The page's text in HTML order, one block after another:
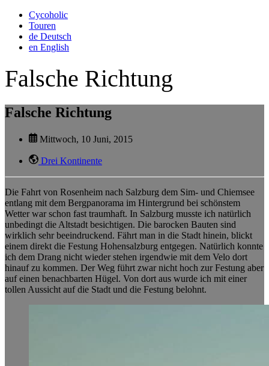
Cycoholic
Touren
de Deutsch
en English
Falsche Richtung
Falsche Richtung
Mittwoch, 10 Juni, 2015
Drei Kontinente
Die Fahrt von Rosenheim nach Salzburg dem Sim- und Chiemsee
entlang mit dem Bergpanorama im Hintergrund bei schönstem
Wetter war schon fast traumhaft. In Salzburg musste ich natürlich
unbedingt die Altstadt besichtigen. Die barocken Bauten sind
wirklich sehr beeindruckend. Fährt man in die Stadt hinein, blickt
einem direkt die Festung Hohensalzburg entgegen. Natürlich konnte
ich dem Drang nicht wieder stehen irgendwie mit dem Velo dort
hinauf zu kommen. Der Weg führt zwar nicht hoch zur Festung aber
auf einen benachbarten Hügel. Von dort aus wurde ich mit einer
tollen Aussicht auf die Stadt und die Festung belohnt.